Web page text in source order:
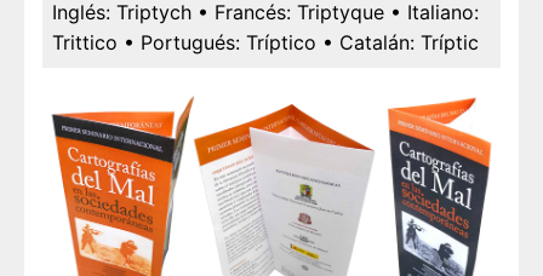
Inglés: Triptych • Francés: Triptyque • Italiano:
Trittico • Portugués: Tríptico • Catalán: Tríptic